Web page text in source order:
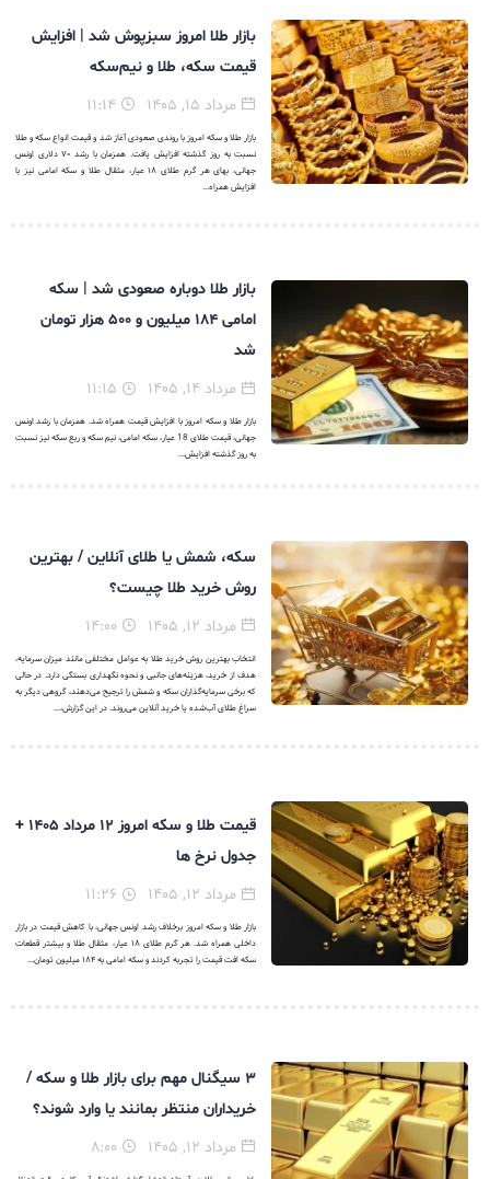
بازار طلا امروز سبزپوش شد | افزایش
قیمت سکه، طلا و نیم‌سکه
مرداد ۱۵, ۱۴۰۵
بازار طلا و سکه امروز با روندی صعودی آغاز شد و قیمت انواع سکه و طلا
نسبت به روز گذشته افزایش یافت. همزمان با رشد ۷۰ دلاری اونس
جهانی، بهای هر گرم طلای ۱۸ عیار، مثقال طلا و سکه امامی نیز با
افزایش همراه...
بازار طلا دوباره صعودی شد | سکه
امامی ۱۸۴ میلیون و ۵۰۰ هزار تومان
شد
مرداد ۱۴, ۱۴۰۵
بازار طلا و سکه امروز با افزایش قیمت همراه شد. همزمان با رشد اونس
جهانی، قیمت طلای 18 عیار، سکه امامی، نیم سکه و ربع سکه نیز نسبت
به روز گذشته افزایش...
سکه، شمش یا طلای آنلاین / بهترین
روش خرید طلا چیست؟
مرداد ۱۲, ۱۴۰۵
انتخاب بهترین روش خرید طلا به عوامل مختلفی مانند میزان سرمایه،
هدف از خرید، هزینه‌های جانبی و نحوه نگهداری بستگی دارد. در حالی
که برخی سرمایه‌گذاران سکه و شمش را ترجیح می‌دهند، گروهی دیگر به
سراغ طلای آب‌شده یا خرید آنلاین می‌روند. در این گزارش،...
قیمت طلا و سکه امروز ۱۲ مرداد ۱۴۰۵ +
جدول نرخ ها
مرداد ۱۲, ۱۴۰۵
بازار طلا و سکه امروز برخلاف رشد اونس جهانی، با کاهش قیمت در بازار
داخلی همراه شد. هر گرم طلای ۱۸ عیار، مثقال طلا و بیشتر قطعات
سکه افت قیمت را تجربه کردند و سکه امامی به ۱۸۴ میلیون تومان...
۳ سیگنال مهم برای بازار طلا و سکه /
خریداران منتظر بمانند یا وارد شوند؟
مرداد ۱۲, ۱۴۰۵